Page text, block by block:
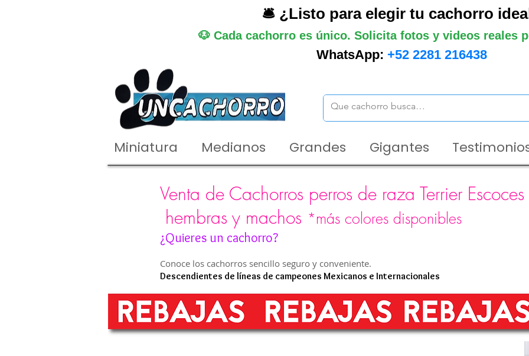
🛎️ ¿Listo para elegir tu cachorro
🐶 Cada cachorro es único. Solicita fotos y videos reales
WhatsApp: +52 2281 216438
Miniatura Medianos Grandes Gigantes
Venta de Cachorros perros de raza Terrier
hembras y machos *más colores disponibles
¿Quieres un cachorro?
Conoce los cachorros sencillo seguro y conveniente.
Descendientes de líneas de campeones Mexicanos e Internacionales